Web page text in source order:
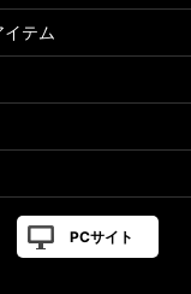
テム
PCサイト